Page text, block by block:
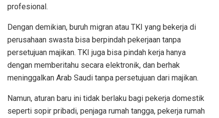
profesional.
Dengan demikian, buruh migran atau TKI yang bekerja di
perusahaan swasta bisa berpindah pekerjaan tanpa
persetujuan majikan. TKI juga bisa pindah kerja hanya
dengan memberitahu secara elektronik, dan berhak
meninggalkan Arab Saudi tanpa persetujuan dari majikan.
Namun, aturan baru ini tidak berlaku bagi pekerja domestik
seperti sopir pribadi, penjaga rumah tangga, pekerja rumah